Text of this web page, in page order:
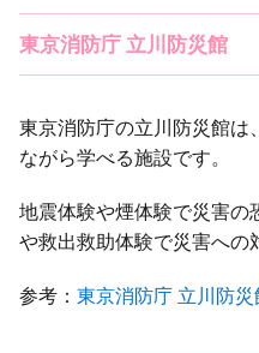
東京消防庁 立川防災館
東京消防庁の立川防災館は
ながら学べる施設です。
地震体験や煙体験で災害の
や救出救助体験で災害への
参考：東京消防庁 立川防災